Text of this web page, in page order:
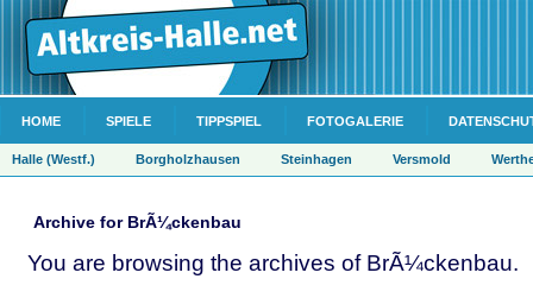
HOME SPIELE TIPPSPIEL FOTOGALERIE
Halle (Westf.) Borgholzhausen Steinhagen Versmold
Archive for BrÃ¼ckenbau
You are browsing the archives of BrÃ¼ckenbau.